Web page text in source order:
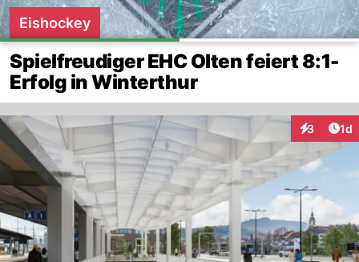
Eishockey
Spielfreudiger EHC Olten feiert 8:1-
Erfolg in Winterthur
3 1d